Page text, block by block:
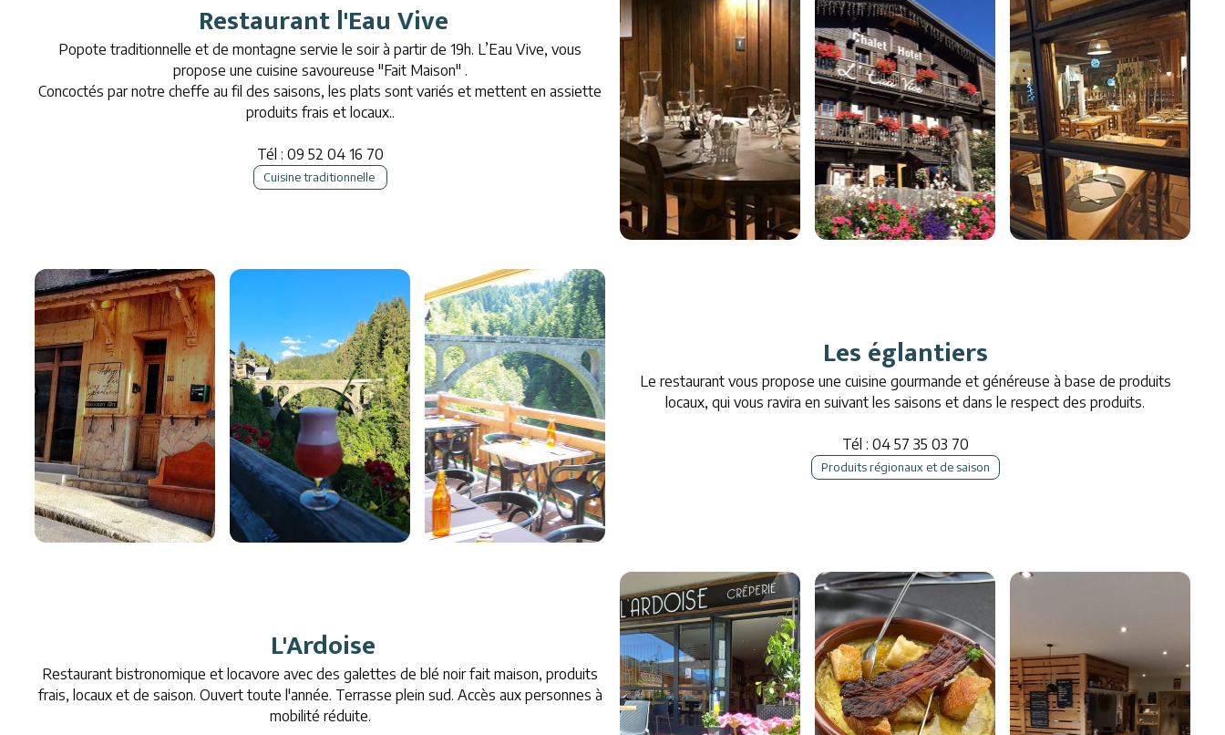
Restaurant l'Eau Vive
Popote traditionnelle et de montagne servie le soir à partir de 19h. L’Eau Vive, vous
propose une cuisine savoureuse "Fait Maison" .
Concoctés par notre cheffe au fil des saisons, les plats sont variés et mettent en assiette
produits frais et locaux..
Tél : 09 52 04 16 70
Cuisine traditionnelle
Les églantiers
Le restaurant vous propose une cuisine gourmande et généreuse à base de produits
locaux, qui vous ravira en suivant les saisons et dans le respect des produits.
Tél : 04 57 35 03 70
Produits régionaux et de saison
L'Ardoise
Restaurant bistronomique et locavore avec des galettes de blé noir fait maison, produits
frais, locaux et de saison. Ouvert toute l'année. Terrasse plein sud. Accès aux personnes à
mobilité réduite.